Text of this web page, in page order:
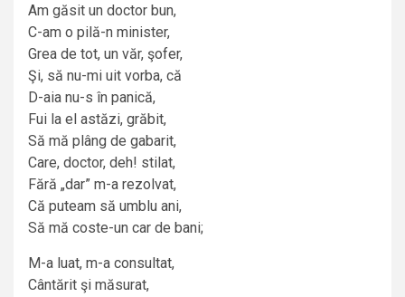
Am găsit un doctor bun,
C-am o pilă-n minister,
Grea de tot, un văr, şofer,
Şi, să nu-mi uit vorba, că
D-aia nu-s în panică,
Fui la el astăzi, grăbit,
Să mă plâng de gabarit,
Care, doctor, deh! stilat,
Fără „dar” m-a rezolvat,
Că puteam să umblu ani,
Să mă coste-un car de bani;
M-a luat, m-a consultat,
Cântărit şi măsurat,